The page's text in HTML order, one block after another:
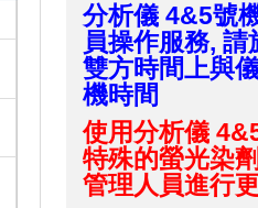
分析儀 4&5號
員操作服務,
雙方時間上與
機時間
使用分析儀
特殊的螢光染
管理人員進行